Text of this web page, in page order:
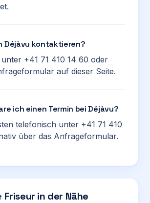
Déjàvu kontaktieren?
+41 71 410 14 60 oder
auf dieser Seite.
ich einen Termin bei Déjàvu?
telefonisch unter +41 71 410
über das Anfrageformular.
Friseur in der Nähe